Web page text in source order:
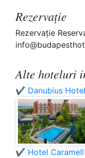
Rezervaţie
Rezervaţie
Alte hoteluri
✔️ Danubius
✔️ Hotel